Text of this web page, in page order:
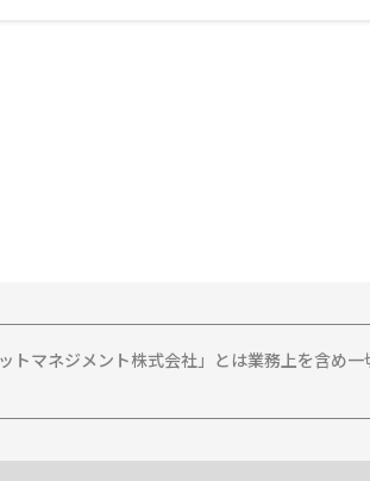
マネジメント株式会社」とは業務上を含め